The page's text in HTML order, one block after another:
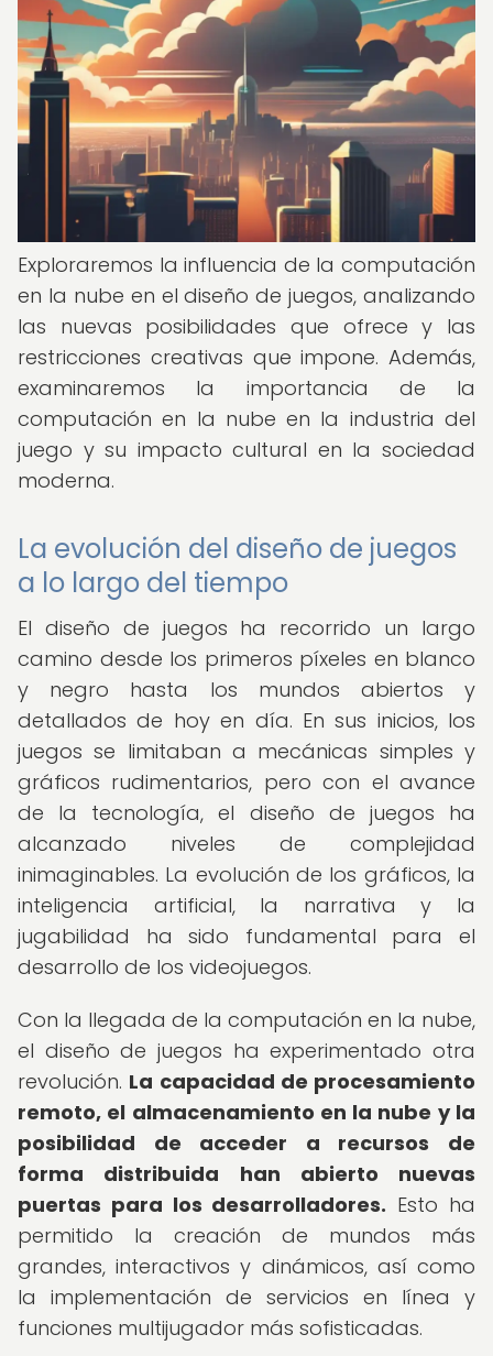
Exploraremos la influencia de la computación
en la nube en el diseño de juegos, analizando
las nuevas posibilidades que ofrece y las
restricciones creativas que impone. Además,
examinaremos la importancia de la
computación en la nube en la industria del
juego y su impacto cultural en la sociedad
moderna.
La evolución del diseño de juegos
a lo largo del tiempo
El diseño de juegos ha recorrido un largo
camino desde los primeros píxeles en blanco
y negro hasta los mundos abiertos y
detallados de hoy en día. En sus inicios, los
juegos se limitaban a mecánicas simples y
gráficos rudimentarios, pero con el avance
de la tecnología, el diseño de juegos ha
alcanzado niveles de complejidad
inimaginables. La evolución de los gráficos, la
inteligencia artificial, la narrativa y la
jugabilidad ha sido fundamental para el
desarrollo de los videojuegos.
Con la llegada de la computación en la nube,
el diseño de juegos ha experimentado otra
revolución. La capacidad de procesamiento
remoto, el almacenamiento en la nube y la
posibilidad de acceder a recursos de
forma distribuida han abierto nuevas
puertas para los desarrolladores. Esto ha
permitido la creación de mundos más
grandes, interactivos y dinámicos, así como
la implementación de servicios en línea y
funciones multijugador más sofisticadas.